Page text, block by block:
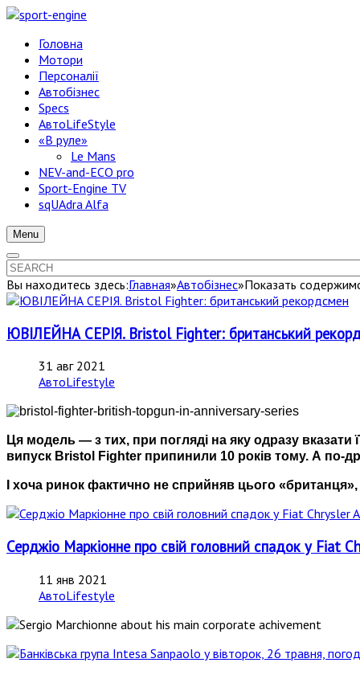
Головна
Мотори
Персоналії
Автобізнес
Specs
АвтоLifeStyle
«В руле»
Le Mans
NEV-and-ECO pro
Sport-Engine TV
sqUAdra Alfa
Menu
Вы находитесь здесь:Главная»Автобізнес»Показать
ЮВІЛЕЙНА СЕРІЯ. Bristol Fighter: британський
31 авг 2021
АвтоLifestyle
Ця модель — з тих, при погляді на яку одразу
випуск Bristol Fighter припинили 10 років тому. А по-
І хоча ринок фактично не сприйняв цього «британця»,
Серджіо Маркіонне про свій головний спадок у Fiat
11 янв 2021
АвтоLifestyle